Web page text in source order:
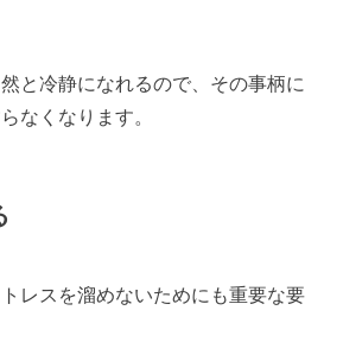
と冷静になれるので、その事柄に
なくなります。
レスを溜めないためにも重要な要